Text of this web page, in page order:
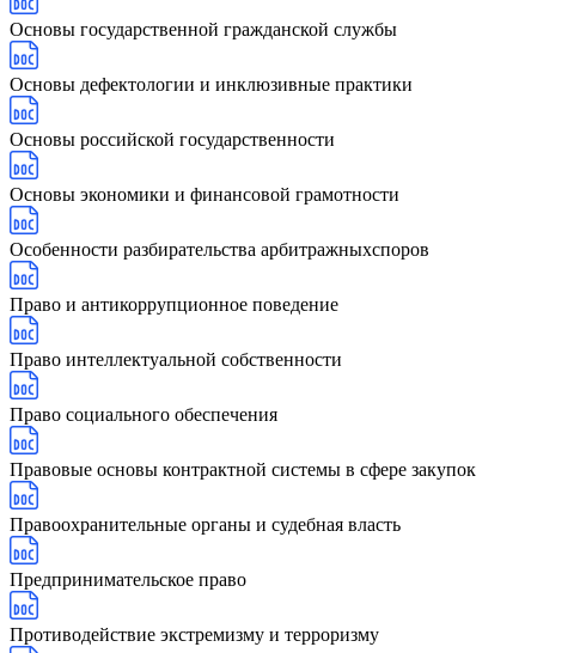
Основы государственной гражданской службы
Основы дефектологии и инклюзивные практики
Основы российской государственности
Основы экономики и финансовой грамотности
Особенности разбирательства арбитражныхспоров
Право и антикоррупционное поведение
Право интеллектуальной собственности
Право социального обеспечения
Правовые основы контрактной системы в сфере закупок
Правоохранительные органы и судебная власть
Предпринимательское право
Противодействие экстремизму и терроризму